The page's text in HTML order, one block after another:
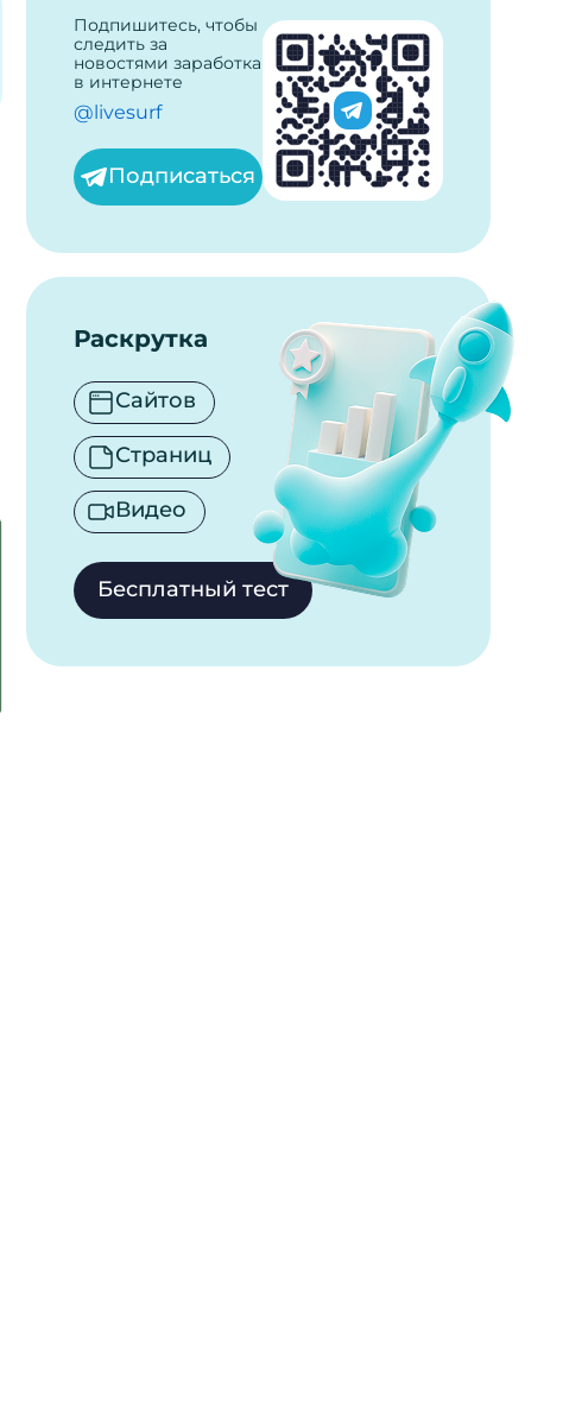
Подпишитесь, чтобы
следить за
новостями заработка
в интернете
@livesurf
Подписаться
Раскрутка
Сайтов
Страниц
Видео
Бесплатный тест